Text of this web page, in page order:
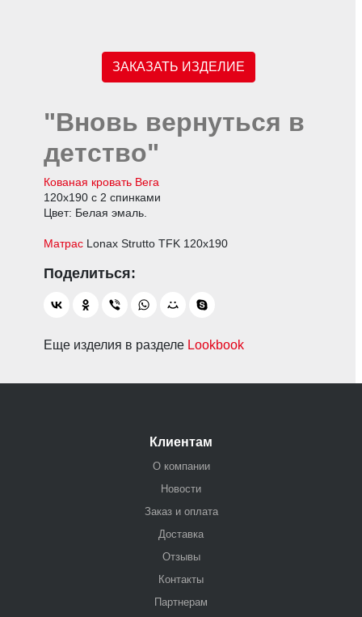
ЗАКАЗАТЬ ИЗДЕЛИЕ
"Вновь вернуться в
детство"
Кованая кроватьВега
120х190 с 2 спинками
Цвет: Белая эмаль.
МатрасLonax Strutto TFK 120х190
Еще изделия в разделе Lookbook
Клиентам
О компании
Новости
Заказ и оплата
Доставка
Отзывы
Контакты
Партнерам